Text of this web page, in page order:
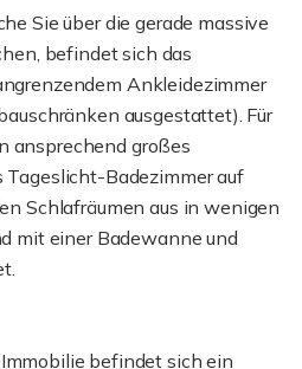
Sie über die gerade massive
befindet sich das
Ankleidezimmer
ausgestattet). Für
ansprechend großes
Tageslicht-Badezimmer auf
Schlafräumen aus in wenigen
mit einer Badewanne und
befindet sich ein